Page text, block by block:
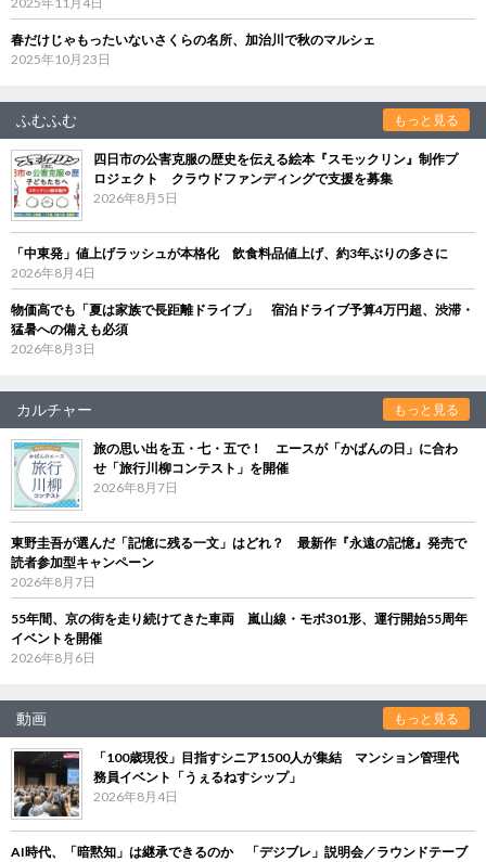
春だけじゃもったいないさくらの名所、加治川で秋のマルシェ
2025年10月23日
ふむふむ もっと見る
四日市の公害克服の歴史を伝える絵本『スモックリン』制作プ
ロジェクト クラウドファンディングで支援を募集
2026年8月5日
「中東発」値上げラッシュが本格化 飲食料品値上げ、約3年ぶりの多さに
2026年8月4日
物価高でも「夏は家族で長距離ドライブ」 宿泊ドライブ予算4万円超、渋滞・
猛暑への備えも必須
2026年8月3日
カルチャー もっと見る
旅の思い出を五・七・五で！ エースが「かばんの日」に合わ
せ「旅行川柳コンテスト」を開催
2026年8月7日
東野圭吾が選んだ「記憶に残る一文」はどれ？ 最新作『永遠の記憶』発売で
読者参加型キャンペーン
2026年8月7日
55年間、京の街を走り続けてきた車両 嵐山線・モボ301形、運行開始55周年
イベントを開催
2026年8月6日
動画 もっと見る
「100歳現役」目指すシニア1500人が集結 マンション管理代
務員イベント「うぇるねすシップ」
2026年8月4日
AI時代、「暗黙知」は継承できるのか 「デジブレ」説明会／ラウンドテーブ